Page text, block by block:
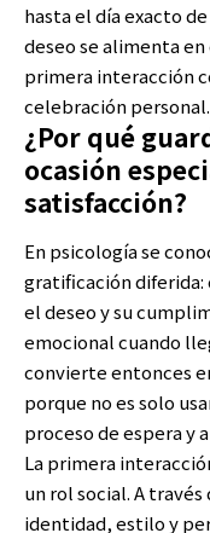
hasta el día exacto
deseo se alimenta
primera interacción
celebración personal.
¿Por qué
ocasión
satisfacción?
En psicología se
gratificación diferida:
el deseo y su
emocional cuando
convierte entonces
porque no es solo
proceso de espera y
La primera
un rol social. A
identidad, estilo y